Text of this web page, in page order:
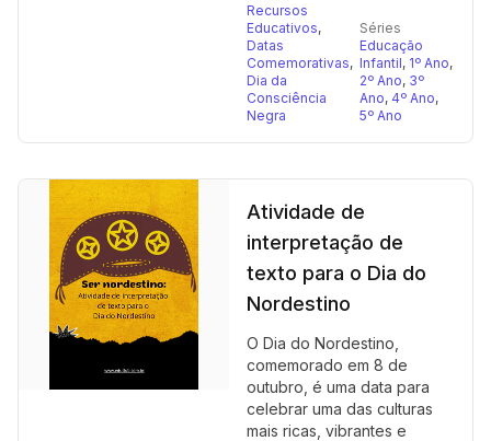
Recursos
Educativos,
Datas
Comemorativas,
Dia da
Consciência
Negra
Séries
Educação
Infantil, 1º Ano,
2º Ano, 3º
Ano, 4º Ano,
5º Ano
Atividade de
interpretação de
texto para o Dia do
Nordestino
O Dia do Nordestino,
comemorado em 8 de
outubro, é uma data para
celebrar uma das culturas
mais ricas, vibrantes e